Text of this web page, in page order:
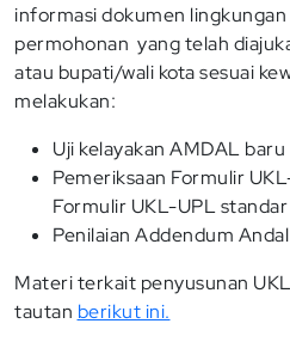
informasi dokumen
permohonan yang telah
atau bupati/wali kota sesuai
melakukan:
Uji kelayakan AMDAL baru
Pemeriksaan Formulir
Formulir UKL-UPL standar
Penilaian Addendum
Materi terkait penyusunan
tautan berikut ini.